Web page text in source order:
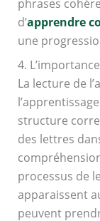
phrases
d’apprendre
une
4.
La lecture de
structure
des lettres
processus de
apparaissent
peuvent